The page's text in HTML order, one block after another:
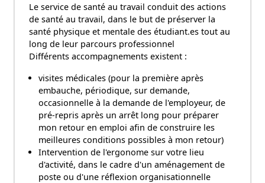
Le service de santé au travail conduit des actions
de santé au travail, dans le but de préserver la
santé physique et mentale des étudiant.es tout au
long de leur parcours professionnel
Différents accompagnements existent :
visites médicales (pour la première après
embauche, périodique, sur demande,
occasionnelle à la demande de l'employeur, de
pré-repris après un arrêt long pour préparer
mon retour en emploi afin de construire les
meilleures conditions possibles à mon retour)
Intervention de l'ergonome sur votre lieu
d'activité, dans le cadre d'un aménagement de
poste ou d'une réflexion organisationnelle